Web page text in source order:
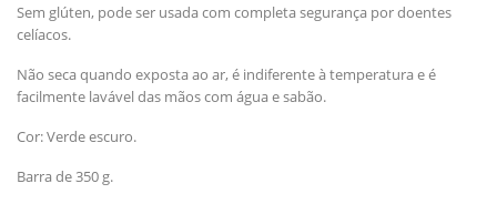
Sem glúten, pode ser usada com completa segurança por doentes
celíacos.
Não seca quando exposta ao ar, é indiferente à temperatura e é
facilmente lavável das mãos com água e sabão.
Cor: Verde escuro.
Barra de 350 g.